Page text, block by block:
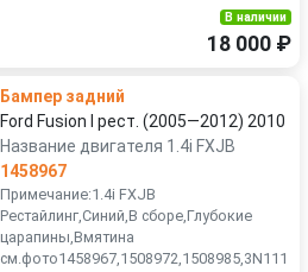
В наличии
18 000 ₽
Бампер задний
Ford Fusion I рест. (2005—2012) 2010
Название двигателя 1.4i FXJB
1458967
Примечание:1.4i FXJB
Рестайлинг,Синий,В сборе,Глубокие
царапины,Вмятина
см.фото1458967,1508972,1508985,3N111